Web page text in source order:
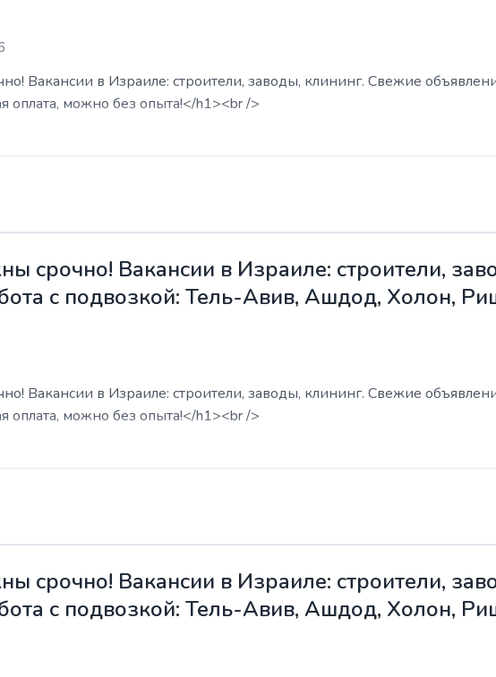
Вакансии в Израиле: строители, заводы, клининг. Свежие
можно без опыта!</h1><br />
срочно! Вакансии в Израиле: строители,
с подвозкой: Тель-Авив, Ашдод, Холон,
Вакансии в Израиле: строители, заводы, клининг. Свежие
можно без опыта!</h1><br />
срочно! Вакансии в Израиле: строители,
с подвозкой: Тель-Авив, Ашдод, Холон,